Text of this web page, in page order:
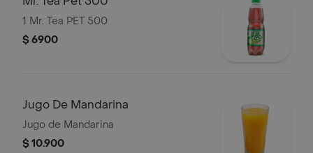
1 Mr. Tea PET 500
$ 6900
Jugo De Mandarina
Jugo de Mandarina
$ 10.900